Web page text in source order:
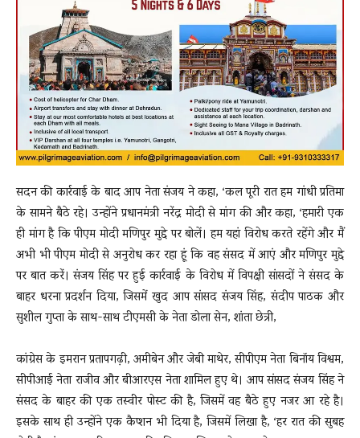
सदन की कार्रवाई के बाद आप नेता संजय ने कहा, ‘कल पूरी रात हम गांधी प्रतिमा
के सामने बैठे रहे। उन्होंने प्रधानमंत्री नरेंद्र मोदी से मांग की और कहा, ‘हमारी एक
ही मांग है कि पीएम मोदी मणिपुर मुद्दे पर बोलें। हम यहां विरोध करते रहेंगे और मैं
अभी भी पीएम मोदी से अनुरोध कर रहा हूं कि वह संसद में आएं और मणिपुर मुद्दे
पर बात करें। संजय सिंह पर हुई कार्रवाई के विरोध में विपक्षी सांसदों ने संसद के
बाहर धरना प्रदर्शन दिया, जिसमें खुद आप सांसद संजय सिंह, संदीप पाठक और
सुशील गुप्ता के साथ-साथ टीएमसी के नेता डोला सेन, शांता छेत्री,
कांग्रेस के इमरान प्रतापगढ़ी, अमीबेन और जेबी माथेर, सीपीएम नेता बिनॉय विश्वम,
सीपीआई नेता राजीव और बीआरएस नेता शामिल हुए थे। आप सांसद संजय सिंह ने
संसद के बाहर की एक तस्वीर पोस्ट की है, जिसमें वह बैठे हुए नजर आ रहे है।
इसके साथ ही उन्होंने एक कैप्शन भी दिया है, जिसमें लिखा है, ‘हर रात की सुबह